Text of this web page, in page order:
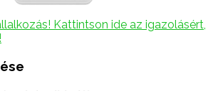
Kattintson ide az igazolásért,